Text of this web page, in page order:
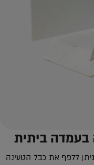
בעמדה ביתית
ללפף את כבל הטעינה